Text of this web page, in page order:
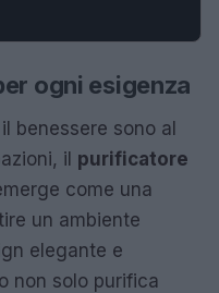
ogni esigenza
benessere sono al
il purificatore
come una
un ambiente
elegante e
non solo purifica